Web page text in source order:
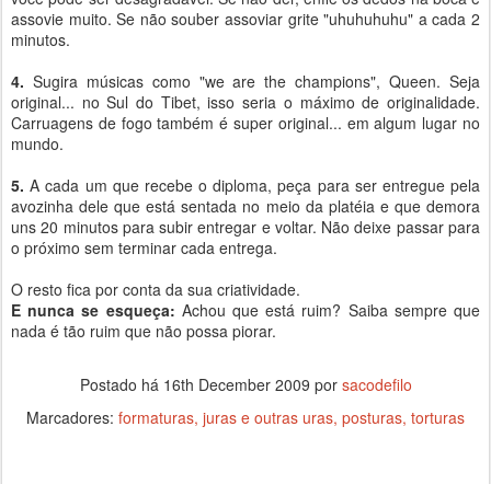
assovie muito. Se não souber assoviar grite "uhuhuhuhu" a cada 2
minutos.
4. Sugira músicas como "we are the champions", Queen. Seja
original... no Sul do Tibet, isso seria o máximo de originalidade.
Carruagens de fogo também é super original... em algum lugar no
mundo.
5.A cada um que recebe o diploma, peça para ser entregue pela
avozinha dele que está sentada no meio da platéia e que demora
uns 20 minutos para subir entregar e voltar. Não deixe passar para
o próximo sem terminar cada entrega.
O resto fica por conta da sua criatividade.
E nunca se esqueça: Achou que está ruim? Saiba sempre que
nada é tão ruim que não possa piorar.
Postado há 16th December 2009 por sacodefilo
Marcadores: formaturas juras e outras uras posturas torturas